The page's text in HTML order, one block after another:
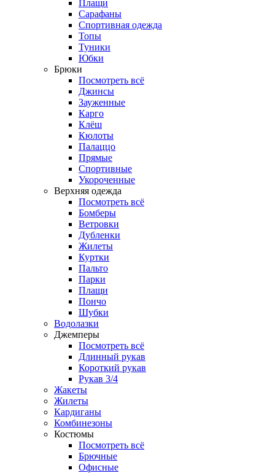
Плащи
Сарафаны
Спортивная одежда
Топы
Туники
Юбки
Брюки
Посмотреть всё
Джинсы
Зауженные
Карго
Клёш
Кюлоты
Палаццо
Прямые
Спортивные
Укороченные
Верхняя одежда
Посмотреть всё
Бомберы
Ветровки
Дубленки
Жилеты
Куртки
Пальто
Парки
Плащи
Пончо
Шубки
Водолазки
Джемперы
Посмотреть всё
Длинный рукав
Короткий рукав
Рукав 3/4
Жакеты
Жилеты
Кардиганы
Комбинезоны
Костюмы
Посмотреть всё
Брючные
Офисные